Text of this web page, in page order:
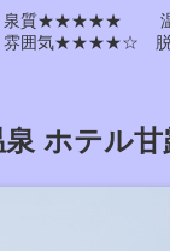
質★★★★★ 温
気★★★★☆ 脱衣
ホテル